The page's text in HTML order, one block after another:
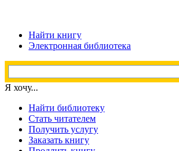
Найти книгу
Электронная библиотека
Я хочу...
Найти библиотеку
Стать читателем
Получить услугу
Заказать книгу